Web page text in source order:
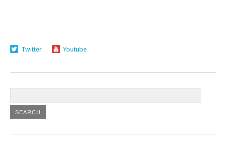
Twitter Youtube